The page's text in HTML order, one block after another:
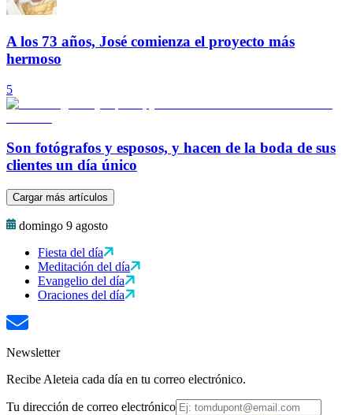
A los 73 años, José comienza el proyecto más
hermoso
5
Son fotógrafos y esposos, y hacen de la boda de sus
clientes un día único
Cargar más artículos
domingo 9 agosto
Fiesta del día
Meditación del día
Evangelio del día
Oraciones del día
Newsletter
Recibe Aleteia cada día en tu correo electrónico.
Tu dirección de correo electrónico